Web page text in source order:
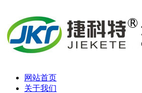
网站首页
关于我们